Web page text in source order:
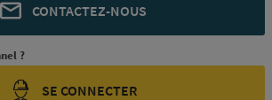
CONTACTEZ-NOUS
?
SE CONNECTER